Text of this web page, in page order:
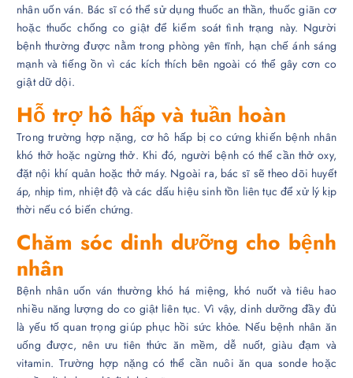
nhân uốn ván. Bác sĩ có thể sử dụng thuốc an thần, thuốc giãn cơ
hoặc thuốc chống co giật để kiểm soát tình trạng này. Người
bệnh thường được nằm trong phòng yên tĩnh, hạn chế ánh sáng
mạnh và tiếng ồn vì các kích thích bên ngoài có thể gây cơn co
giật dữ dội.
Hỗ trợ hô hấp và tuần hoàn
Trong trường hợp nặng, cơ hô hấp bị co cứng khiến bệnh nhân
khó thở hoặc ngừng thở. Khi đó, người bệnh có thể cần thở oxy,
đặt nội khí quản hoặc thở máy. Ngoài ra, bác sĩ sẽ theo dõi huyết
áp, nhịp tim, nhiệt độ và các dấu hiệu sinh tồn liên tục để xử lý kịp
thời nếu có biến chứng.
Chăm sóc dinh dưỡng cho bệnh
nhân
Bệnh nhân uốn ván thường khó há miệng, khó nuốt và tiêu hao
nhiều năng lượng do co giật liên tục. Vì vậy, dinh dưỡng đầy đủ
là yếu tố quan trọng giúp phục hồi sức khỏe. Nếu bệnh nhân ăn
uống được, nên ưu tiên thức ăn mềm, dễ nuốt, giàu đạm và
vitamin. Trường hợp nặng có thể cần nuôi ăn qua sonde hoặc